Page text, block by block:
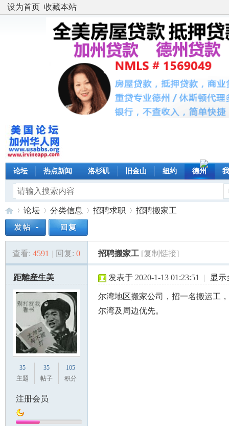
设为首页 收藏本站
论坛 热点新闻 洛杉矶 旧金山 纽约 德州
美»
论坛
›
分类信息 招聘求职
›
招聘搬家工
查看: 4591 | 回复: 0 招聘搬家工 [复制链接]
距離産生美
35
主题
35
帖子
105
积分
注册会员
发表于 2020-1-13 01:23:51 | 显示
尔湾地区搬家公司，招一名搬运工
尔湾及周边优先。